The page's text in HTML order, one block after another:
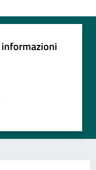
informazioni